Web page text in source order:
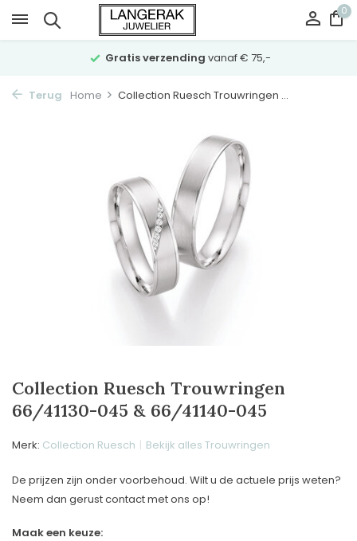
0
Gratis verzending vanaf € 75,-
Terug Home Collection Ruesch Trouwringen ...
Collection Ruesch Trouwringen
66/41130-045 & 66/41140-045
Merk: Collection Ruesch Bekijk alles Trouwringen
De prijzen zijn onder voorbehoud. Wilt u de actuele prijs weten?
Neem dan gerust contact met ons op!
Maak een keuze: